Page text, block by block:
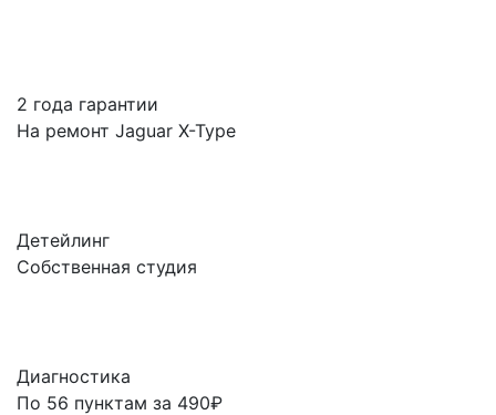
2 года гарантии
На ремонт Jaguar X-Type
Детейлинг
Собственная студия
Диагностика
По 56 пунктам за 490₽